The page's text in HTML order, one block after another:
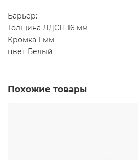
Барьер:
Толщина ЛДСП 16 мм
Кромка 1 мм
цвет Белый
Похожие товары